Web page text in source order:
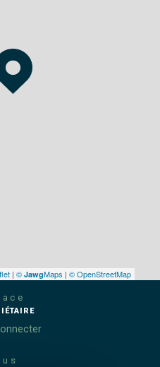
| © JawgMaps | © OpenStreetMap